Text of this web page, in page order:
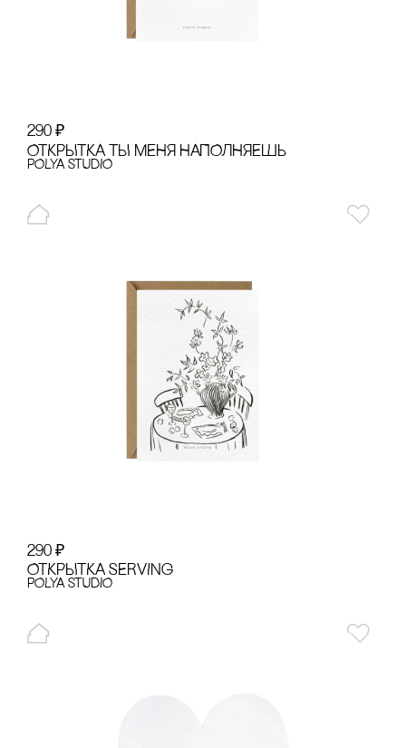
290 ₽
ОТКРЫТКА ТЫ МЕНЯ НАПОЛНЯЕШЬ
POLYA STUDIO
290 ₽
ОТКРЫТКА SERVING
POLYA STUDIO